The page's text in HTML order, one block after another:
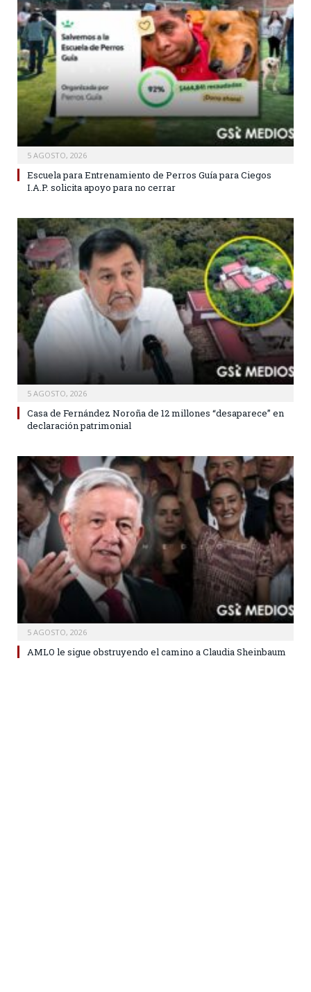
5 AGOSTO, 2026
Escuela para Entrenamiento de Perros Guía para Ciegos
I.A.P. solicita apoyo para no cerrar
5 AGOSTO, 2026
Casa de Fernández Noroña de 12 millones “desaparece” en
declaración patrimonial
5 AGOSTO, 2026
AMLO le sigue obstruyendo el camino a Claudia Sheinbaum